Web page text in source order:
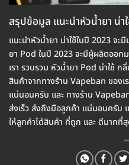
สรุปข้อมูล แนะนำหัวน้ำยา น่า
แนะนำหัวน้ำยา น่าใช้ในปี 2023 จะ
ยา Pod ในปี 2023 จะมีผู้ผลิตออก
เรา รวบรวม หัวน้ำยา Pod น่าใช้ ก
สินค้าจากทางร้าน Vapeban ของ
แน่นอนครับ และ ทางร้าน
ส่งเร็ว ส่งถึงมือลูกค้า แน่นอนครับ
ให้ลูกค้าได้สินค้า ที่ถูก และ ดีมากที่